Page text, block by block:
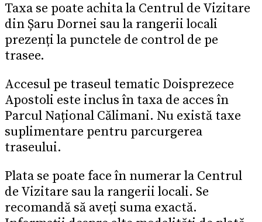
Taxa se poate achita la Centrul de Vizitare
din Șaru Dornei sau la rangerii locali
prezenți la punctele de control de pe
trasee.
Accesul pe traseul tematic Doisprezece
Apostoli este inclus în taxa de acces în
Parcul Național Călimani. Nu există taxe
suplimentare pentru parcurgerea
traseului.
Plata se poate face în numerar la Centrul
de Vizitare sau la rangerii locali. Se
recomandă să aveți suma exactă.